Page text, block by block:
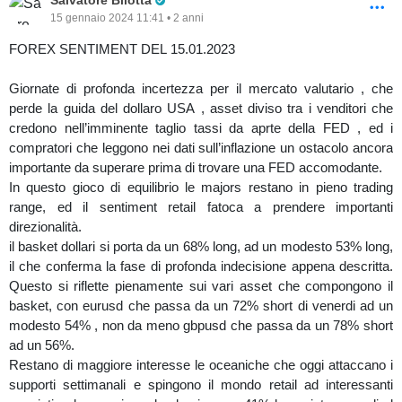
Volano a rialzo usdcad che testa ora i massimi di di 1.3490-1.35
figura, segue usdchf con un allungo oltre le resistenze di 0.8560,
periodo di 146.40
-EQUITY
Cede il comparto azionario, con il dax che si attesta ai 16525 pnt,
non lontano dai supporti chiave di 16480 pnt , non da meno l’Italia
che apre in gapdown e mira ai minimi di 30000 pnt.
Non brilla nemmeno il Nasdaq oltre oceano, che si attesta in pre
market ai 16868 pnt e potrebbe allungare verso i 16753 pnt,
mentre l’SP500 si porta al test di 4790 pnt, ultimo baluardo prima
di parlare di affondi verso i 4770-60 pnt minimo della scorsa
settimana.
-COMMODITIES
Stabili le commodities che avevano anticipato il movimento
ribassita e che ora vivono un pieno trading range, dal gold , al wti
al ngas, senza dare per ora importanti spunti di riflessione.
15 gennaio 2024 11:41 • 2 anni
FOREX SENTIMENT DEL 15.01.2023
Giornate di profonda incertezza per il mercato valutario , che
perde la guida del dollaro USA , asset diviso tra i venditori che
credono nell’imminente taglio tassi da aprte della FED , ed i
compratori che leggono nei dati sull’inflazione un ostacolo ancora
importante da superare prima di trovare una FED accomodante.
In questo gioco di equilibrio le majors restano in pieno trading
range, ed il sentiment retail fatoca a prendere importanti
direzionalità.
il basket dollari si porta da un 68% long, ad un modesto 53% long,
il che conferma la fase di profonda indecisione appena descritta.
Questo si riflette pienamente sui vari asset che compongono il
basket, con eurusd che passa da un 72% short di venerdi ad un
modesto 54% , non da meno gbpusd che passa da un 78% short
ad un 56%.
Restano di maggiore interesse le oceaniche che oggi attaccano i
supporti settimanali e spingono il mondo retail ad interessanti